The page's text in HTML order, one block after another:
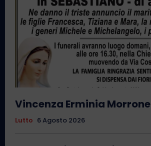
Vincenza Erminia Morrone
Lutto 6 Agosto 2026